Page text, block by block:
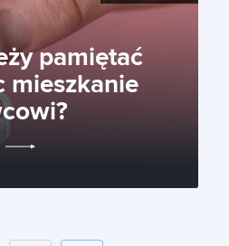
pamiętać
mieszkanie